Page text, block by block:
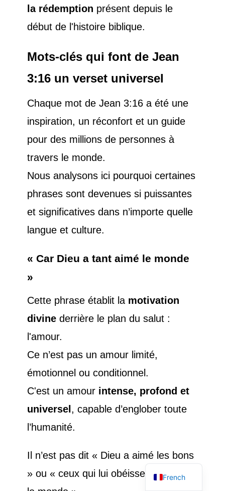
la rédemption présent depuis le
début de l'histoire biblique.
Mots-clés qui font de Jean
3:16 un verset universel
Chaque mot de Jean 3:16 a été une
inspiration, un réconfort et un guide
pour des millions de personnes à
travers le monde.
Nous analysons ici pourquoi certaines
phrases sont devenues si puissantes
et significatives dans n’importe quelle
langue et culture.
« Car Dieu a tant aimé le monde
»
Cette phrase établit la motivation
divinederrière le plan du salut :
l'amour.
Ce n’est pas un amour limité,
émotionnel ou conditionnel.
C'est un amour intense, profond et
universel, capable d’englober toute
l’humanité.
Il n’est pas dit « Dieu a aimé les bons
» ou « ceux qui lui obéissent », mais «
French
Spanish